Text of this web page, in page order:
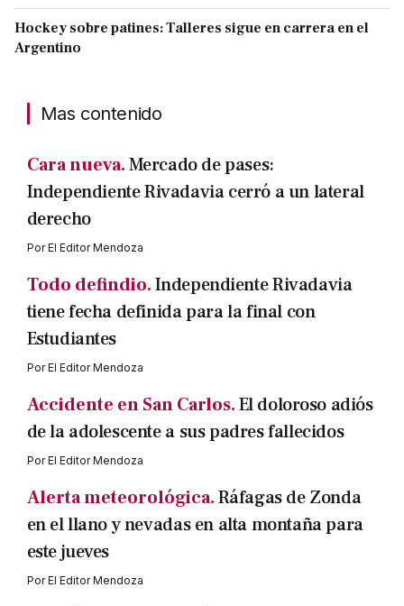
Hockey sobre patines: Talleres sigue en carrera en el
Argentino
Mas contenido
Cara nueva.Mercado de pases:
Independiente Rivadavia cerró a un lateral
derecho
PorEl Editor Mendoza
Todo defindio.Independiente Rivadavia
tiene fecha definida para la final con
Estudiantes
PorEl Editor Mendoza
Accidente en San Carlos.El doloroso adiós
de la adolescente a sus padres fallecidos
PorEl Editor Mendoza
Alerta meteorológica.Ráfagas de Zonda
en el llano y nevadas en alta montaña para
este jueves
PorEl Editor Mendoza